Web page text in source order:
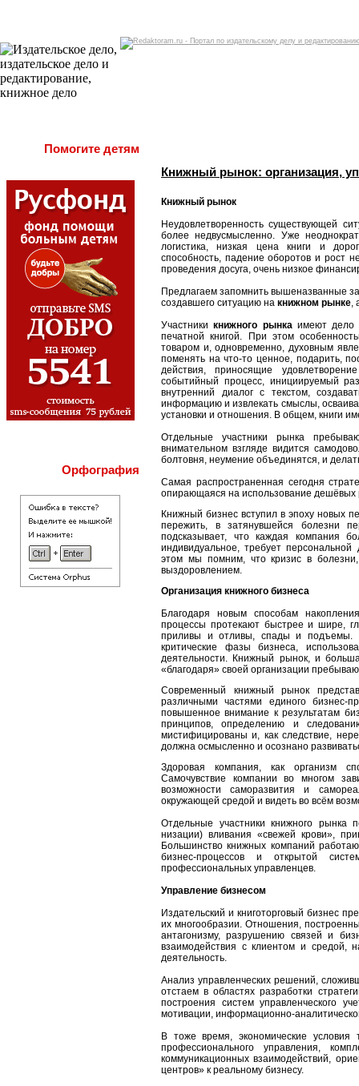
Помогите детям
Орфография
Книжный рынок: организация,
Книжный рынок
Неудовлетворенность существующей
более недвусмысленно. Уже
логистика, низкая цена книги и
способность, падение оборотов и рост
проведения досуга, очень низкое
Предлагаем запомнить вышеназванные
создавшего ситуацию на книжном рынке,
Участникикнижного рынкаимеют дело с
печатной книгой. При этом
товаром и, одновременно, духовным
поменять на что-то ценное, подарить,
действия, приносящие
событийный процесс, инициируемый
внутренний диалог с текстом,
информацию и извлекать смыслы,
установки и отношения. В общем, книги
Отдельные участники рынка
внимательном взгляде видится
болтовня, неумение объединятся, и
Самая распространенная сегодня
опирающаяся на использование дешёвых
Книжный бизнес вступил в эпоху новых
пережить, в затянувшейся болезни
подсказывает, что каждая компания
индивидуальное, требует
этом мы помним, что кризис в
выздоровлением.
Организация книжного бизнеса
Благодаря новым способам
процессы протекают быстрее и шире,
приливы и отливы, спады и подъемы.
критические фазы бизнеса,
деятельности. Книжный рынок, и
«благодаря» своей организации
Современный книжный рынок
различными частями единого бизнес-
повышенное внимание к результатам
принципов, определению и
мистифицированы и, как следствие,
должна осмысленно и осознано
Здоровая компания, как организм
Самочувствие компании во многом
возможности саморазвития и
окружающей средой и видеть во всём
Отдельные участники книжного
низации) вливания «свежей крови»,
Большинство книжных компаний
бизнес-процессов и открытой
профессиональных управленцев.
Управление бизнесом
Издательский и книготорговый бизнес
их многообразии. Отношения,
антагонизму, разрушению связей и
взаимодействия с клиентом и средой,
деятельность.
Анализ управленческих решений,
отстаем в областях разработки
построения систем управленческого
мотивации, информационно-
В тоже время, экономические условия
профессионального управления,
коммуникационных взаимодействий,
центров» к реальному бизнесу.